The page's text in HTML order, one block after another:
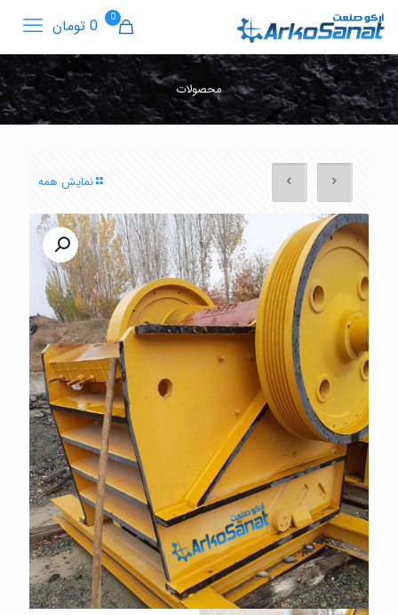
0 0 تومان
محصولات
نمایش همه